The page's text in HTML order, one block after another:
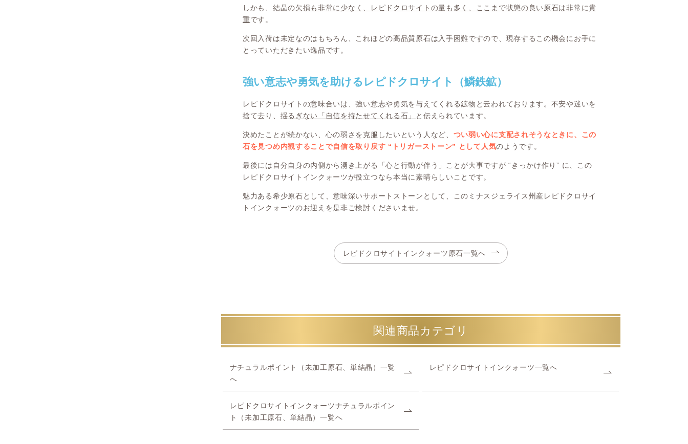
しかも、 結晶の欠損も非常に少なく、レピドクロサイトの量も多く、ここまで状態の良い原石は非常に貴
重です。
次回入荷は未定なのはもちろん、これほどの高品質原石は入手困難ですので、現存するこの機会にお手に
とっていただきたい逸品です。
強い意志や勇気を助けるレピドクロサイト（鱗鉄鉱）
レピドクロサイトの意味合いは、強い意志や勇気を与えてくれる鉱物と云われております。不安や迷いを
捨て去り、 揺るぎない「自信を持たせてくれる石」 と伝えられています。
決めたことが続かない、心の弱さを克服したいという人など、 つい弱い心に支配されそうなときに、この
石を見つめ内観することで自信を取り戻す “トリガーストーン” として人気のようです。
最後には自分自身の内側から湧き上がる「心と行動が伴う」ことが大事ですが “きっかけ作り” に、この
レピドクロサイトインクォーツが役立つなら本当に素晴らしいことです。
魅力ある希少原石として、意味深いサポートストーンとして、このミナスジェライス州産レピドクロサイ
トインクォーツのお迎えを是非ご検討くださいませ。
レピドクロサイトインクォーツ原石一覧へ
関連商品カテゴリ
ナチュラルポイント（未加工原石、単結晶）一覧
へ
レピドクロサイトインクォーツ一覧へ
レピドクロサイトインクォーツナチュラルポイン
ト（未加工原石、単結晶）一覧へ